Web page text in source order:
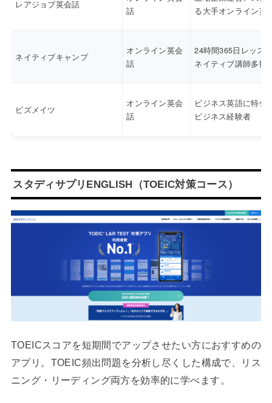
レアジョブ英会話
話
る大手オンライン英
ネイティブキャンプ
オンライン英会
話
24時間365日レッス
ネイティブ講師多数
ビズメイツ
オンライン英会
話
ビジネス英語に特化
ビジネス経験者
スタディサプリENGLISH（TOEIC対策コース）
TOEICスコアを短期間でアップさせたい方におすすめの
アプリ。TOEIC頻出問題を分析し尽くした構成で、リス
ニング・リーディング両方を効率的に学べます。